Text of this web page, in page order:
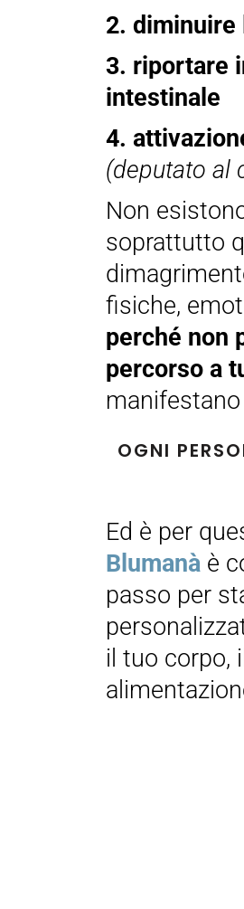
2. diminuire
3. riportare
intestinale
4.
(deputato al
Non
soprattutto
fisiche,
perché non
percorso a
OGNI
Ed è per
Blumanà è
passo per
il tuo corpo,